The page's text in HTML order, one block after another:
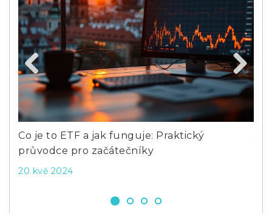
Co je to ETF a jak funguje: Praktický
průvodce pro začátečníky
20 kvě 2024
Previous Next